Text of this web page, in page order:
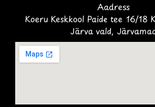
Aadress
Koeru Keskkool Paide tee 16/18
Järva vald,